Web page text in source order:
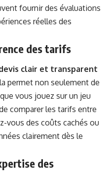
fournir des évaluations
réelles des
des tarifs
clair et transparent
permet non seulement de
vous jouez sur un jeu
comparer les tarifs entre
vous des coûts cachés ou
clairement dès le
des